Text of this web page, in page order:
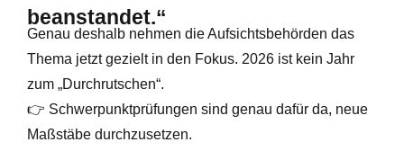
beanstandet.“
Genau deshalb nehmen die Aufsichtsbehörden das
Thema jetzt gezielt in den Fokus. 2026 ist kein Jahr
zum „Durchrutschen“.
👉 Schwerpunktprüfungen sind genau dafür da, neue
Maßstäbe durchzusetzen.